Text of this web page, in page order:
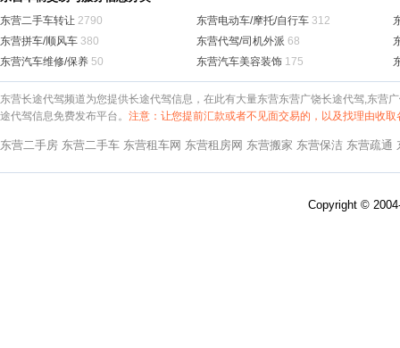
东营二手车转让 2790 东营电动车/摩托/自行车 312
东营拼车/顺风车 380 东营代驾/司机外派 68
东营汽车维修/保养 50 东营汽车美容装饰 175
东营长途代驾频道为您提供长途代驾信息，在此有大量东营东营广饶长途代驾,东
途代驾信息免费发布平台。 注意：让您提前汇款或者不见面交易的，以及找理由收
东营二手房 东营二手车 东营租车网 东营租房网 东营搬家 东营保洁 东营疏通
Copyright ©